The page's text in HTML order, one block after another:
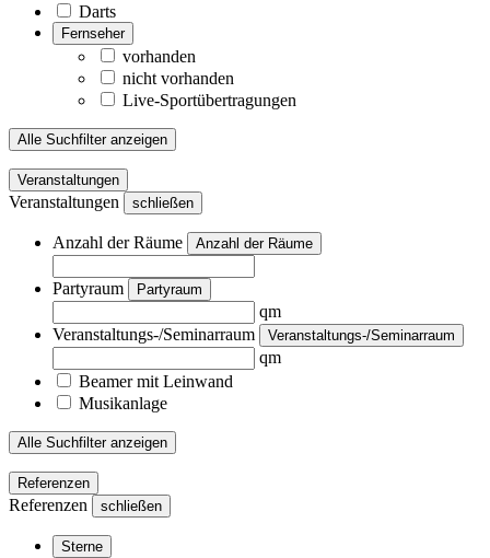
Darts
Fernseher
vorhanden
nicht vorhanden
Live-Sportübertragungen
Alle Suchfilter anzeigen
Veranstaltungen
Veranstaltungen schließen
Anzahl der Räume Anzahl der Räume
Partyraum Partyraum
qm
Veranstaltungs-/Seminarraum
Veranstaltungs-/Seminarraum
qm
Beamer mit Leinwand
Musikanlage
Alle Suchfilter anzeigen
Referenzen
Referenzen schließen
Sterne